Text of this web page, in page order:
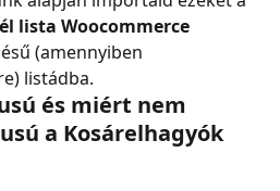
lista Woocommerce
(amennyiben
listádba.
és miért nem
a Kosárelhagyók